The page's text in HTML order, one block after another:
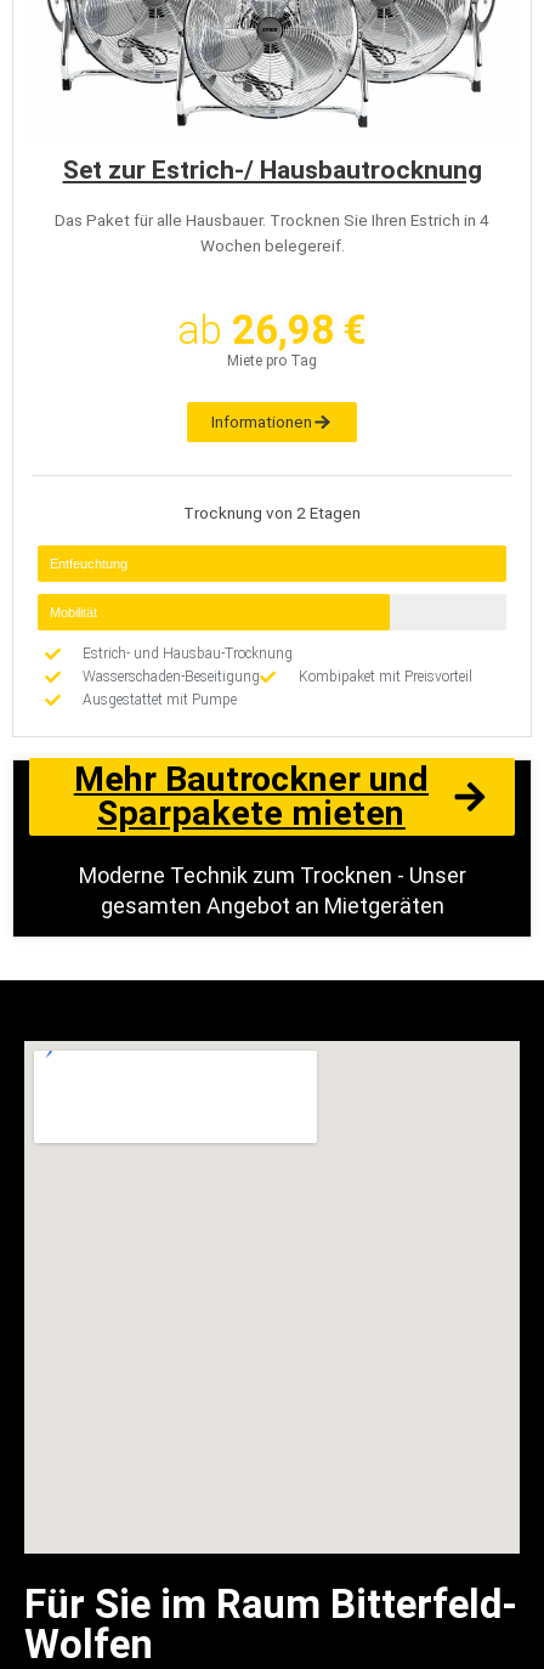
Set zur Estrich-/ Hausbautrocknung
Das Paket für alle Hausbauer. Trocknen Sie Ihren Estrich in 4
Wochen belegereif.
ab 26,98 €
Miete pro Tag
Informationen
Trocknung von 2 Etagen
Entfeuchtung
Mobilität
Estrich- und Hausbau-Trocknung
Wasserschaden-Beseitigung
Kombipaket mit Preisvorteil
Ausgestattet mit Pumpe
Mehr Bautrockner und
Sparpakete mieten
Moderne Technik zum Trocknen - Unser
gesamten Angebot an Mietgeräten
Für Sie im Raum Bitterfeld-
Wolfen